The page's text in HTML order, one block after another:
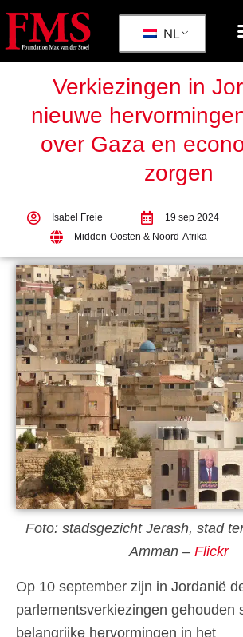
NL
Verkiezingen in
nieuwe
over Gaza en
zorgen
Isabel Freie 19 sep 2024
Midden-Oosten & Noord-Afrika
Foto: stadsgezicht Jerash, stad
Amman – Flickr
Op 10 september zijn in Jordanië
parlementsverkiezingen gehouden
belangrijke hervormingen in het